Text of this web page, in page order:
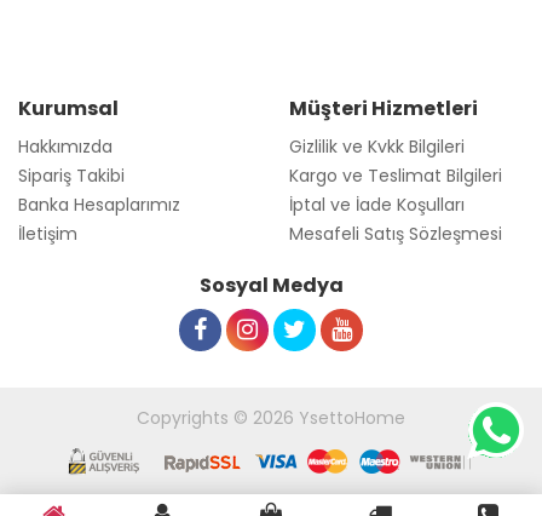
Kurumsal
Hakkımızda
Sipariş Takibi
Banka Hesaplarımız
İletişim
Müşteri Hizmetleri
Gizlilik ve Kvkk Bilgileri
Kargo ve Teslimat Bilgileri
İptal ve İade Koşulları
Mesafeli Satış Sözleşmesi
Sosyal Medya
Copyrights © 2026 YsettoHome